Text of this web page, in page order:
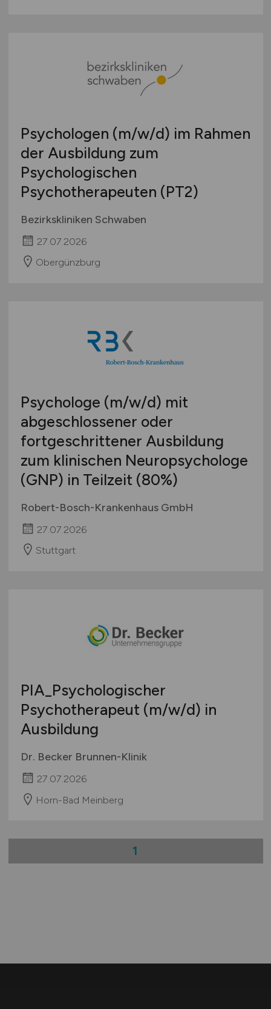
Psychologen (m/w/d) im Rahmen
der Ausbildung zum
Psychologischen
Psychotherapeuten (PT2)
Bezirkskliniken Schwaben
27.07.2026
Obergünzburg
Psychologe (m/w/d) mit
abgeschlossener oder
fortgeschrittener Ausbildung
zum klinischen Neuropsychologe
(GNP) in Teilzeit (80%)
Robert-Bosch-Krankenhaus GmbH
27.07.2026
Stuttgart
PIA_Psychologischer
Psychotherapeut (m/w/d) in
Ausbildung
Dr. Becker Brunnen-Klinik
27.07.2026
Horn-Bad Meinberg
1